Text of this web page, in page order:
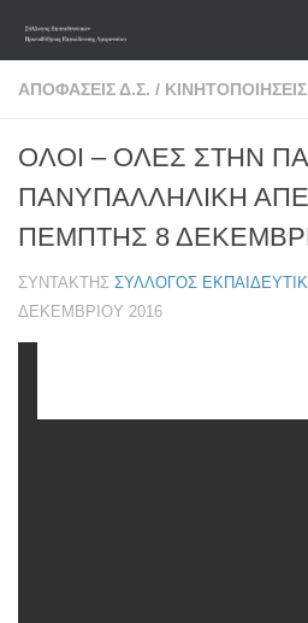
Skip to content
ΑΠΟΦΆΣΕΙΣ Δ.Σ. / ΚΙΝΗΤΟΠΟΙΉΣΕΙΣ
ΟΛΟΙ – ΟΛΕΣ ΣΤΗΝ
ΠΑΝΥΠΑΛΛΗΛΙΚΗ
ΠΕΜΠΤΗΣ 8
ΣΥΝΤΆΚΤΗΣ ΣΎΛΛΟΓΟΣ
ΔΕΚΕΜΒΡΊΟΥ 2016